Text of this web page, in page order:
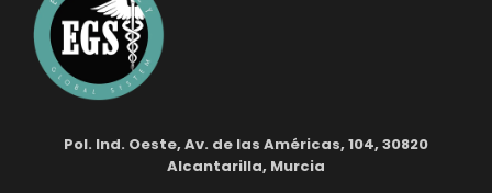
Pol. Ind. Oeste, Av. de las Américas, 104, 30820
Alcantarilla, Murcia